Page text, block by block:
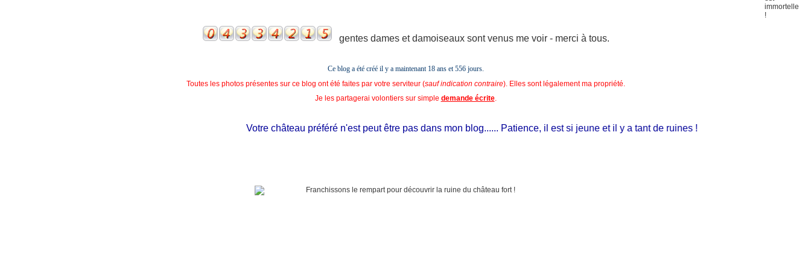
gentes dames et damoiseaux sont venus me voir - merci à tous.
Ce blog a été créé il y a maintenant 18 ans et 556 jours.
Toutes les photos présentes sur ce blog ont été faites par votre serviteur (sauf indication contraire). Elles sont légalement ma propriété.
Je les partagerai volontiers sur simple demande écrite.
Votre château préféré n'est peut être pas dans mon blog...... Patience, il est si jeune et il y a tant de ruines !